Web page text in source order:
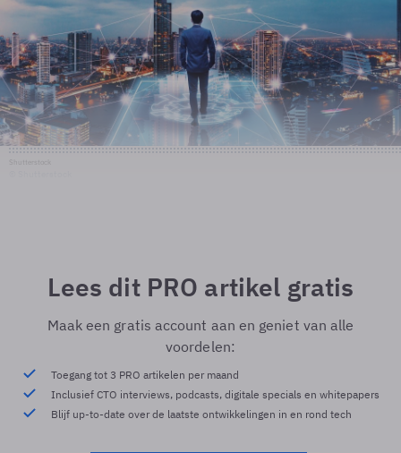
Lees dit PRO artikel gratis
Maak een gratis account aan en geniet van alle
voordelen:
Toegang tot 3 PRO artikelen per maand
Inclusief CTO interviews, podcasts, digitale specials en whitepapers
Blijf up-to-date over de laatste ontwikkelingen in en rond tech